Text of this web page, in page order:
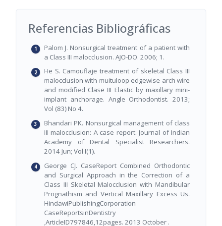
Referencias Bibliográficas
Palom J. Nonsurgical treatment of a patient with
a Class III malocclusion. AJO-DO. 2006; 1.
He S. Camouflaje treatment of skeletal Class III
malocclusion with muituloop edgewise arch wire
and modified Clase III Elastic by maxillary mini-
implant anchorage. Angle Orthodontist. 2013;
Vol (83) No 4.
Bhandari PK. Nonsurgical management of class
III malocclusion: A case report. Journal of Indian
Academy of Dental Specialist Researchers.
2014 Jun; Vol I(1).
George CJ. CaseReport Combined Orthodontic
and Surgical Approach in the Correction of a
Class III Skeletal Malocclusion with Mandibular
Prognathism and Vertical Maxillary Excess Us.
HindawiPublishingCorporation
CaseReportsinDentistry
,ArticleID797846,12pages. 2013 October .